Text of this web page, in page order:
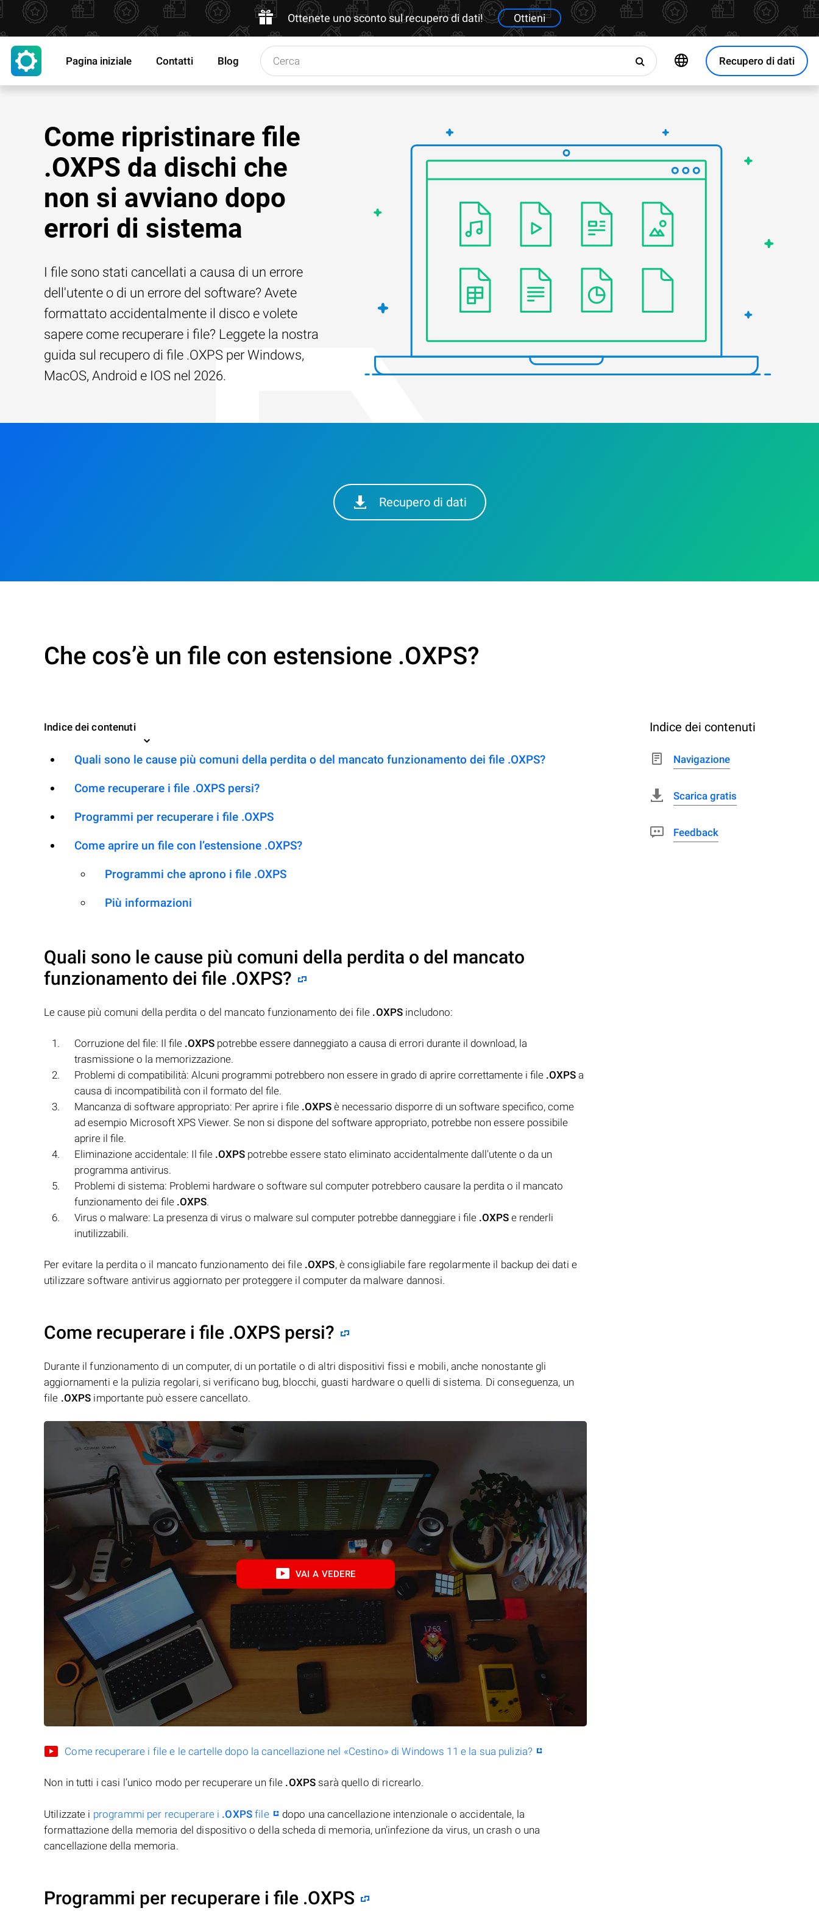
Ottenete uno sconto sul recupero di dati! Ottieni
Recupero di dati
Pagina iniziale Contatti Blog
Come ripristinare file
.OXPS da dischi che
non si avviano dopo
errori di sistema
I file sono stati cancellati a causa di un errore
dell'utente o di un errore del software? Avete
formattato accidentalmente il disco e volete
sapere come recuperare i file? Leggete la nostra
guida sul recupero di file .OXPS per Windows,
MacOS, Android e IOS nel 2026.
Recupero di dati
Che cos’è un file con estensione .OXPS?
Indice dei contenuti
Quali sono le cause più comuni della perdita o del mancato funzionamento dei file .OXPS?
Come recuperare i file .OXPS persi?
Programmi per recuperare i file .OXPS
Come aprire un file con l’estensione .OXPS?
Programmi che aprono i file .OXPS
Più informazioni
Quali sono le cause più comuni della perdita o del mancato
funzionamento dei file .OXPS?
Le cause più comuni della perdita o del mancato funzionamento dei file .OXPS includono:
Corruzione del file: Il file .OXPS potrebbe essere danneggiato a causa di errori durante il download, la
trasmissione o la memorizzazione.
Problemi di compatibilità: Alcuni programmi potrebbero non essere in grado di aprire correttamente i file .OXPS a
causa di incompatibilità con il formato del file.
Mancanza di software appropriato: Per aprire i file .OXPS è necessario disporre di un software specifico, come
ad esempio Microsoft XPS Viewer. Se non si dispone del software appropriato, potrebbe non essere possibile
aprire il file.
Eliminazione accidentale: Il file .OXPS potrebbe essere stato eliminato accidentalmente dall'utente o da un
programma antivirus.
Problemi di sistema: Problemi hardware o software sul computer potrebbero causare la perdita o il mancato
funzionamento dei file .OXPS.
Virus o malware: La presenza di virus o malware sul computer potrebbe danneggiare i file .OXPS e renderli
inutilizzabili.
Per evitare la perdita o il mancato funzionamento dei file .OXPS, è consigliabile fare regolarmente il backup dei dati e
utilizzare software antivirus aggiornato per proteggere il computer da malware dannosi.
Come recuperare i file .OXPS persi?
Durante il funzionamento di un computer, di un portatile o di altri dispositivi fissi e mobili, anche nonostante gli
aggiornamenti e la pulizia regolari, si verificano bug, blocchi, guasti hardware o quelli di sistema. Di conseguenza, un
file .OXPS importante può essere cancellato.
VAI A VEDERE
Come recuperare i file e le cartelle dopo la cancellazione nel «Cestino» di Windows 11 e la sua pulizia?
Non in tutti i casi l’unico modo per recuperare un file .OXPS sarà quello di ricrearlo.
Utilizzate i programmi per recuperare i .OXPS file
dopo una cancellazione intenzionale o accidentale, la
formattazione della memoria del dispositivo o della scheda di memoria, un’infezione da virus, un crash o una
cancellazione della memoria.
Programmi per recuperare i file .OXPS
Indice dei contenuti
Navigazione
Scarica gratis
Feedback